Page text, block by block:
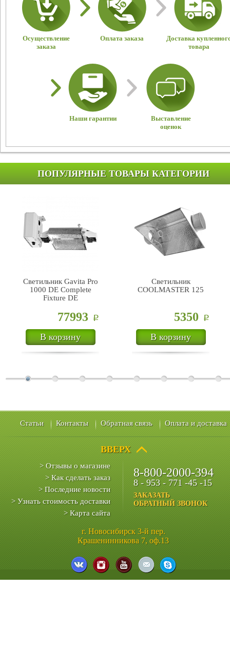
Осуществление
заказа
Оплата заказа
Доставка
товара
Наши гарантии
Выставление
оценок
ПОПУЛЯРНЫЕ ТОВАРЫ КАТЕГОРИИ
Светильник Gavita Pro
1000 DE Complete
Fixture DE
77993 Р
В корзину
Светильник
COOLMASTER 125
5350 Р
В корзину
Статьи Контакты Обратная связь Оплата и доставка
ВВЕРХ
> Отзывы о магазине
> Как сделать заказ
> Последние новости
> Узнать стоимость доставки
> Карта сайта
г. Новосибирск 3-й пер.
Крашенинникова 7, оф.13
8-800-2000-394
8 - 953 - 771 -45 -15
ЗАКАЗАТЬ
ОБРАТНЫЙ ЗВОНОК